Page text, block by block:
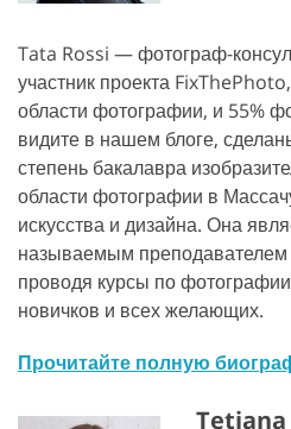
Tata Rossi — фотограф-
участник проекта
области фотографии, и 55%
видите в нашем блоге,
степень бакалавра
области фотографии в
искусства и дизайна. Она
называемым
проводя курсы по
новичков и всех желающих.
Прочитайте полную
Tetiana